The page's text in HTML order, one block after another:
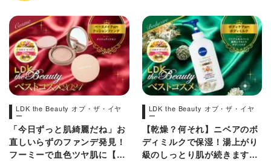
LDK the Beauty オブ・ザ・イヤ
ー
「今日ずっと肌綺麗だね」お
直しいらずのファンデ発見！
フーミーで血色ツヤ肌に【LD
LDK the Beauty オブ・ザ・イヤ
ー
【乾燥？何それ】ニベアのボ
ディミルクで保湿！湯上がり
級のしっとり肌が続きます